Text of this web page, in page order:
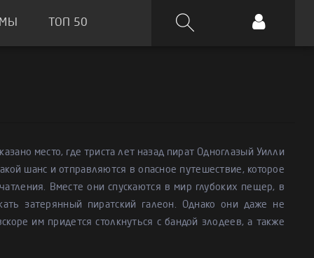
ТОП 50
место, где триста лет назад пират Одноглазый Уилли
шанс и отправляются в опасное путешествие, которое
Вместе они спускаются в мир глубоких пещер, в
затерянный пиратский галеон. Однако они даже не
им придется столкнуться с бандой злодеев, а также